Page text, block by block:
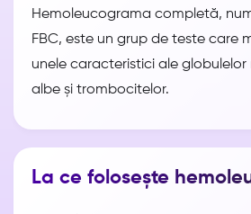
Hemoleucograma completă,
FBC, este un grup de teste care
unele caracteristici ale globulelor
albe și trombocitelor.
La ce folosește